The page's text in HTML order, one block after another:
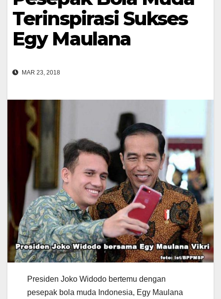
Terinspirasi Sukses
Egy Maulana
MAR 23, 2018
Presiden Joko Widodo bertemu dengan
pesepak bola muda Indonesia, Egy Maulana